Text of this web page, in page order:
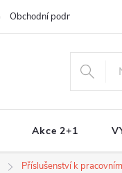
Obchodní podmínky
Akce 2+1
Příslušenství k